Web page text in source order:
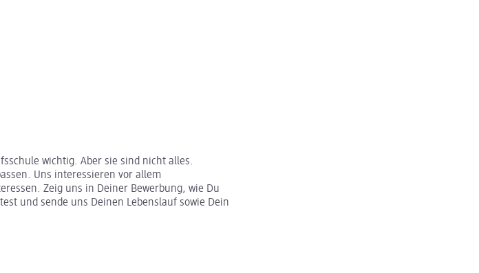
wichtig. Aber sie sind nicht alles.
Uns interessieren vor allem
Zeig uns in Deiner Bewerbung, wie Du
und sende uns Deinen Lebenslauf sowie Dein